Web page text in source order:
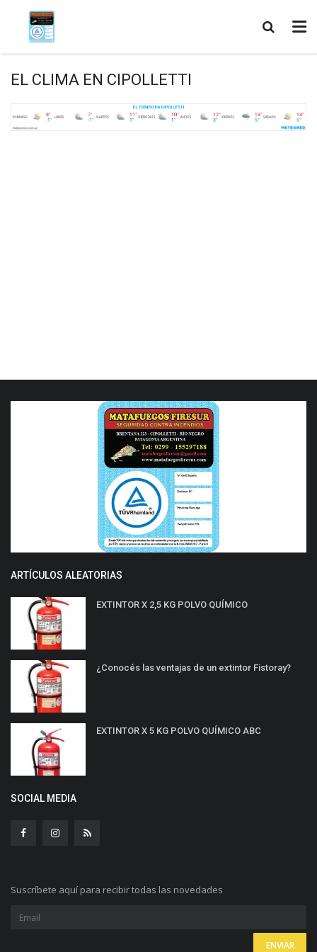
EL CLIMA EN CIPOLLETTI
ARTÍCULOS ALEATORIAS
EXTINTOR X 2,5 KG POLVO QUÍMICO
¿Conocés las ventajas de un extintor Fistoray?
EXTINTOR X 5 KG POLVO QUÍMICO ABC
SOCIAL MEDIA
Suscríbete aquí para recibir todas las novedades